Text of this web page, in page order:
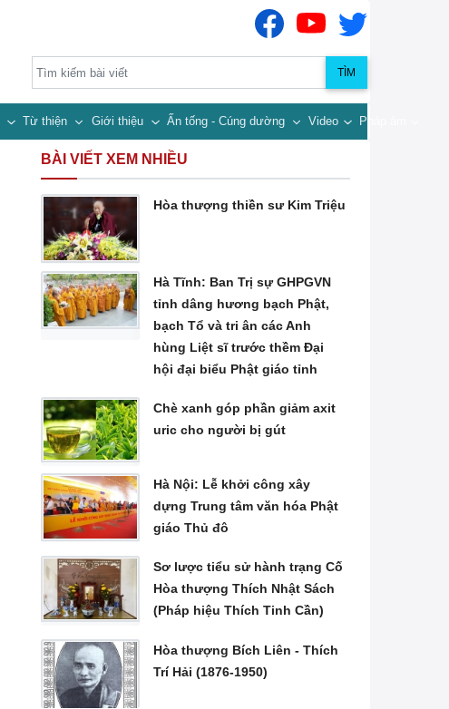
TÌM
Từ thiện Giới thiệu Ấn tống - Cúng dường Video Pháp âm
BÀI VIẾT XEM NHIỀU
Hòa thượng thiền sư Kim Triệu
Hà Tĩnh: Ban Trị sự GHPGVN
tỉnh dâng hương bạch Phật,
bạch Tổ và tri ân các Anh
hùng Liệt sĩ trước thềm Đại
hội đại biểu Phật giáo tỉnh
Chè xanh góp phần giảm axit
uric cho người bị gút
Hà Nội: Lễ khởi công xây
dựng Trung tâm văn hóa Phật
giáo Thủ đô
Sơ lược tiểu sử hành trạng Cố
Hòa thượng Thích Nhật Sách
(Pháp hiệu Thích Tinh Cần)
Hòa thượng Bích Liên - Thích
Trí Hải (1876-1950)